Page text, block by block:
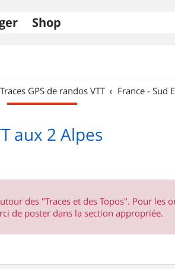
Shop
Traces GPS de randos VTT France - Sud
aux 2 Alpes
des "Traces et des Topos". Pour les
de poster dans la section appropriée.